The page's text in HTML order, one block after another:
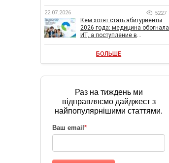
22.07.2026 5227
Кем хотят стать абитуриенты
2026 года: медицина обогнала
ИТ, а поступление в
главной целью
БОЛЬШЕ
Раз на тиждень ми
відправляємо дайджест з
найпопулярнішими статтями.
Ваш email *